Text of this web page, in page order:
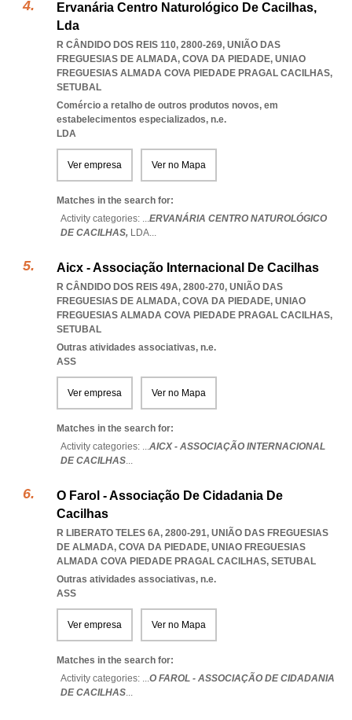
Ervanária Centro Naturológico De Cacilhas,
Lda
R CÂNDIDO DOS REIS 110, 2800-269, UNIÃO DAS
FREGUESIAS DE ALMADA, COVA DA PIEDADE, UNIAO
FREGUESIAS ALMADA COVA PIEDADE PRAGAL CACILHAS,
SETUBAL
Comércio a retalho de outros produtos novos, em
estabelecimentos especializados, n.e.
LDA
Ver empresa Ver no Mapa
Matches in the search for:
Activity categories: ...ERVANÁRIA CENTRO NATUROLÓGICO
DE CACILHAS, LDA...
Aicx - Associação Internacional De Cacilhas
R CÂNDIDO DOS REIS 49A, 2800-270, UNIÃO DAS
FREGUESIAS DE ALMADA, COVA DA PIEDADE, UNIAO
FREGUESIAS ALMADA COVA PIEDADE PRAGAL CACILHAS,
SETUBAL
Outras atividades associativas, n.e.
ASS
Ver empresa Ver no Mapa
Matches in the search for:
Activity categories: ...AICX - ASSOCIAÇÃO INTERNACIONAL
DE CACILHAS...
O Farol - Associação De Cidadania De
Cacilhas
R LIBERATO TELES 6A, 2800-291, UNIÃO DAS FREGUESIAS
DE ALMADA, COVA DA PIEDADE, UNIAO FREGUESIAS
ALMADA COVA PIEDADE PRAGAL CACILHAS, SETUBAL
Outras atividades associativas, n.e.
ASS
Ver empresa Ver no Mapa
Matches in the search for:
Activity categories: ...O FAROL - ASSOCIAÇÃO DE CIDADANIA
DE CACILHAS...